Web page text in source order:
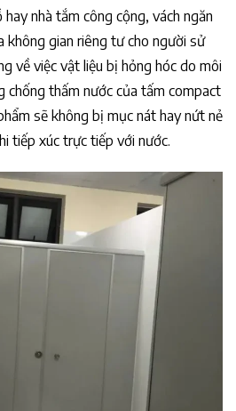
nhà tắm công cộng, vách ngăn
không gian riêng tư cho người sử
về việc vật liệu bị hỏng hóc do môi
chống thấm nước của tấm compact
sẽ không bị mục nát hay nứt nẻ
tiếp xúc trực tiếp với nước.